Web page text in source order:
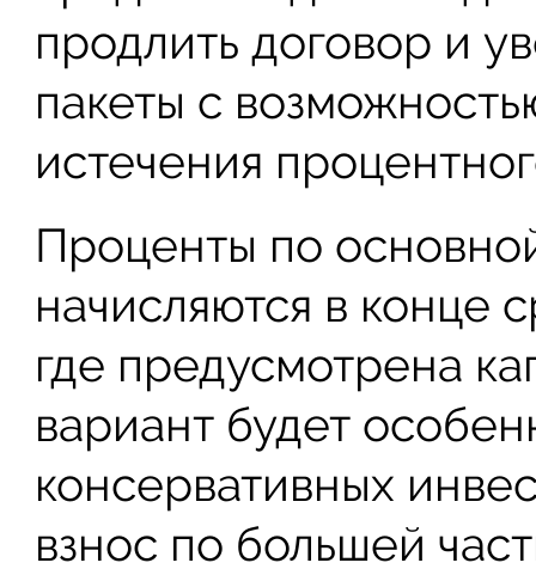
продлить договор и
пакеты с
истечения
Проценты по
начисляются в конце
где предусмотрена
вариант будет
консервативных
взнос по большей